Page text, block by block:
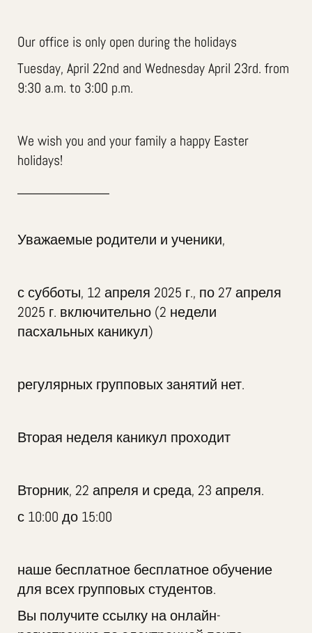
Our office is only open during the holidays
Tuesday, April 22nd and Wednesday April 23rd. from
9:30 a.m. to 3:00 p.m.
We wish you and your family a happy Easter
holidays!
Уважаемые родители и ученики,
с субботы, 12 апреля 2025 г., по 27 апреля
2025 г. включительно (2 недели
пасхальных каникул)
регулярных групповых занятий нет.
Вторая неделя каникул проходит
Вторник, 22 апреля и среда, 23 апреля.
с 10:00 до 15:00
наше бесплатное бесплатное обучение
для всех групповых студентов.
Вы получите ссылку на онлайн-